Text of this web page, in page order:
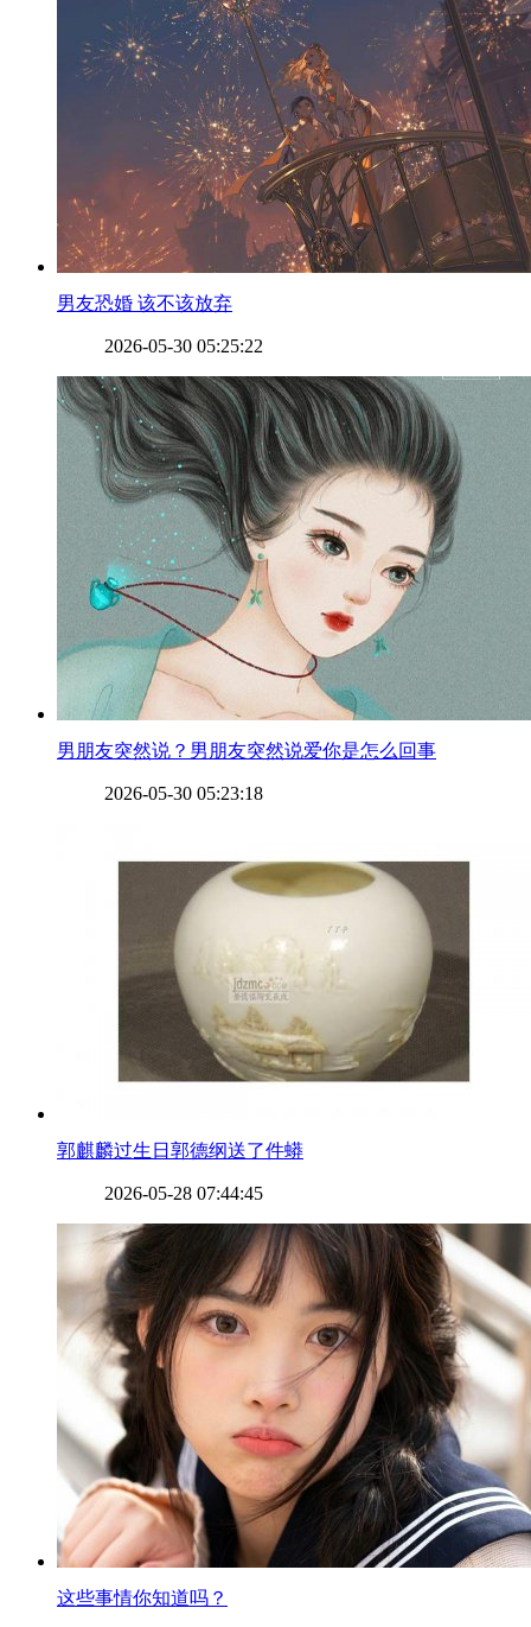
​男友恐婚 该不该放弃
2026-05-30 05:25:22
​男朋友突然说？男朋友突然说爱你是怎么回事
2026-05-30 05:23:18
​郭麒麟过生日郭德纲送了件蟒
2026-05-28 07:44:45
​这些事情你知道吗？